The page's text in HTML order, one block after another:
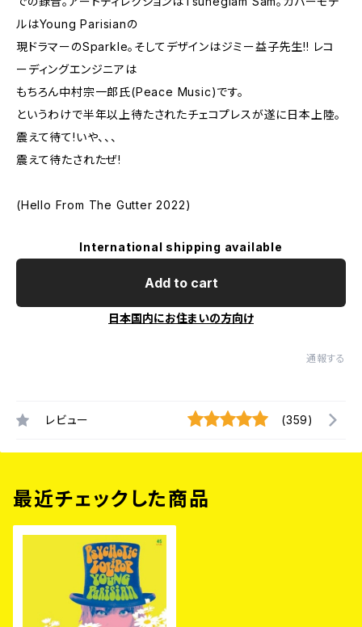
ルはYoung Parisianの
現ドラマーのSparkle。そしてデザインはジミー益子先生!! レコ
ーディングエンジニアは
もちろん中村宗一郎氏(Peace Music)です。
というわけで半年以上待たされたチェコプレスが遂に日本上陸。
震えて待て!いや、、、
震えて待たされたぜ!
(Hello From The Gutter 2022)
International shipping available
Add to cart
日本国内にお住まいの方向け
通報する
レビュー (359)
最近チェックした商品